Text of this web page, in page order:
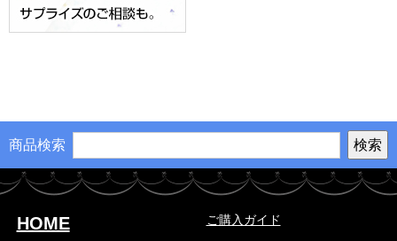
商品検索
HOME
ご購入ガイド